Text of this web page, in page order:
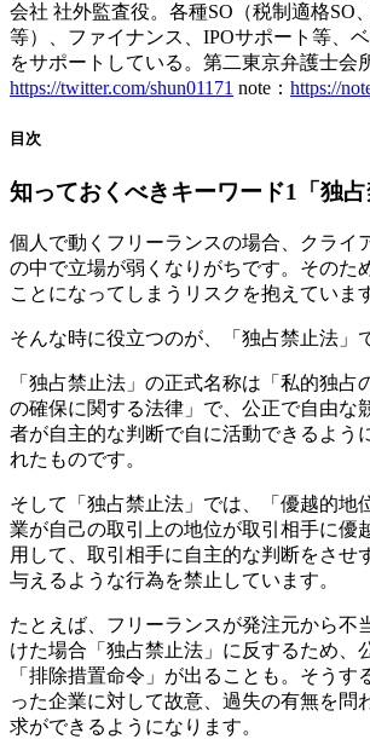
会社 社外監査役。各種SO（税制適格SO
等）、ファイナンス、IPOサポート等、
をサポートしている。第二東京弁護士会
https://twitter.com/shun01171 note： https://
目次
知っておくべきキーワード1「独占
個人で動くフリーランスの場合、クライ
の中で立場が弱くなりがちです。そのた
ことになってしまうリスクを抱えていま
そんな時に役立つのが、「独占禁止法」
「独占禁止法」の正式名称は「私的独占
の確保に関する法律」で、公正で自由な
者が自主的な判断で自に活動できるよう
れたものです。
そして「独占禁止法」では、
「優越的地
業が自己の取引上の地位が取引相手に優
用して、取引相手に自主的な判断をさせ
与えるような行為を禁止 しています。
たとえば、フリーランスが発注元から不
けた場合「独占禁止法」に反するため、
「排除措置命令」が出ることも。そうす
った企業に対して故意、過失の有無を問
求ができるようになります。